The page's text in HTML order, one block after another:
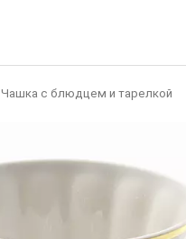
Чашка с блюдцем и тарелкой